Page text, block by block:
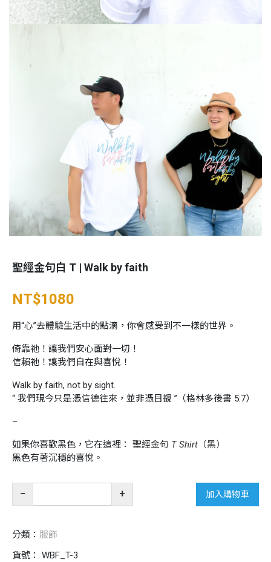
聖經金句白 T | Walk by faith
NT$1080
用“心”去體驗生活中的點滴，你會感受到不一樣的世界。
倚靠祂！讓我們安心面對一切！
信賴祂！讓我們自在與喜悅！
Walk by faith, not by sight.
“ 我們現今只是憑信德往來，並非憑目覩 ”（格林多後書 5:7）
–
如果你喜歡黑色，它在這裡：
聖經金句 T Shirt（黑）
黑色有著沉穩的喜悅。
句
白
T
− + 加入購物車
分類： 服飾
貨號：
WBF_T-3